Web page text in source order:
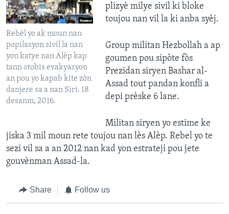
Rebèl yo ak moun nan
popilasyon sivil la nan
yon katye nan Alèp kap
tann otobis evakyasyon
an pou yo kapab kite zòn
danjere sa a nan Siri. 18
desanm, 2016.
plizyè milye sivil ki bloke
toujou nan vil la ki anba syèj.
Group militan Hezbollah a ap
goumen pou sipòte fòs
Prezidan siryen Bashar al-
Assad tout pandan konfli a
depi prèske 6 lane.
Militan siryen yo estime ke
jiska 3 mil moun rete toujou nan lès Alèp. Rebel yo te
sezi vil sa a an 2012 nan kad yon estrateji pou jete
gouvènman Assad-la.
Share Follow us